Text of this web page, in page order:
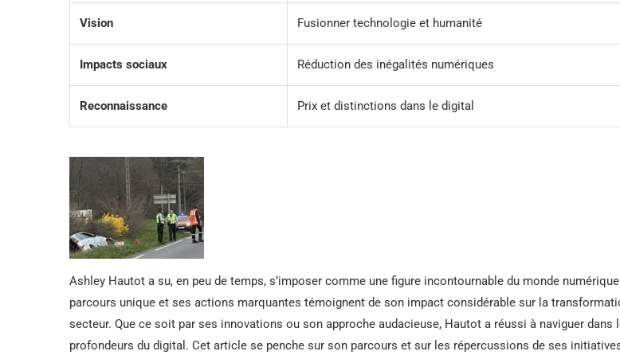
Vision Fusionner technologie et humanité
Impacts sociaux Réduction des inégalités numériques
Reconnaissance Prix et distinctions dans le digital
Ashley Hautot a su, en peu de temps, s’imposer comme une figure incontournable du monde
parcours unique et ses actions marquantes témoignent de son impact considérable sur la
secteur. Que ce soit par ses innovations ou son approche audacieuse, Hautot a réussi à naviguer dans
profondeurs du digital. Cet article se penche sur son parcours et sur les répercussions de ses